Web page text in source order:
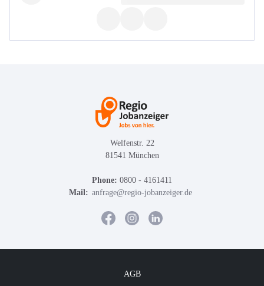
Welfenstr. 22
81541 München
Phone: 0800 - 4161411
Mail: anfrage@regio-jobanzeiger.de
AGB